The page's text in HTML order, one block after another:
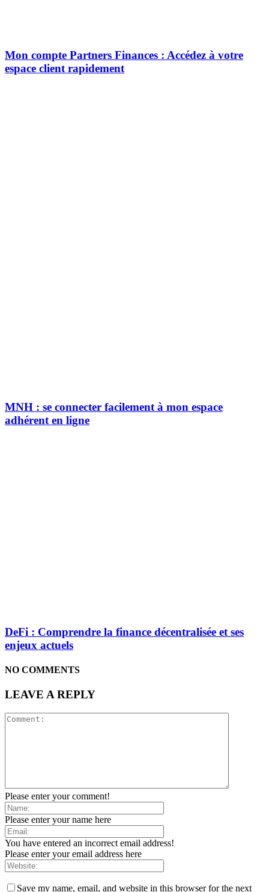
Mon compte Partners Finances : Accédez à votre
espace client rapidement
MNH : se connecter facilement à mon espace
adhérent en ligne
DeFi : Comprendre la finance décentralisée et ses
enjeux actuels
NO COMMENTS
LEAVE A REPLY
Please enter your comment!
Please enter your name here
You have entered an incorrect email address!
Please enter your email address here
Save my name, email, and website in this browser for the next